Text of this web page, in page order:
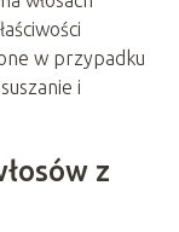
w przypadku
i
z